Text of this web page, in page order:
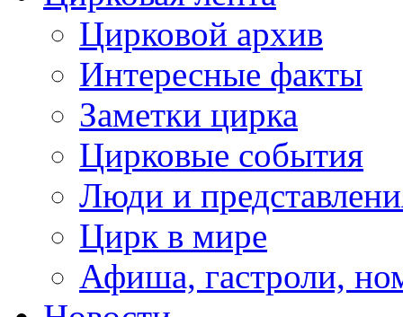
Цирковой архив
Интересные факты
Заметки цирка
Цирковые события
Люди и
Цирк в мире
Афиша, гастроли,